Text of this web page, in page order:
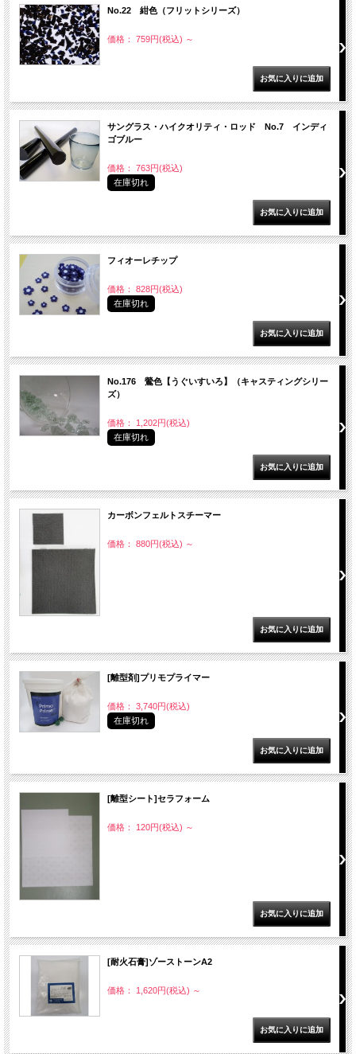
No.22 紺色（フリットシリーズ）
価格： 759円(税込) ～
サングラス・ハイクオリティ・ロッド No.7 インディ
ゴブルー
価格： 763円(税込)
在庫切れ
フィオーレチップ
価格： 828円(税込)
在庫切れ
No.176 鶯色【うぐいすいろ】（キャスティングシリー
ズ）
価格： 1,202円(税込)
在庫切れ
カーボンフェルトスチーマー
価格： 880円(税込) ～
[離型剤]プリモプライマー
価格： 3,740円(税込)
在庫切れ
[離型シート]セラフォーム
価格： 120円(税込) ～
[耐火石膏]ゾーストーンA2
価格： 1,620円(税込) ～